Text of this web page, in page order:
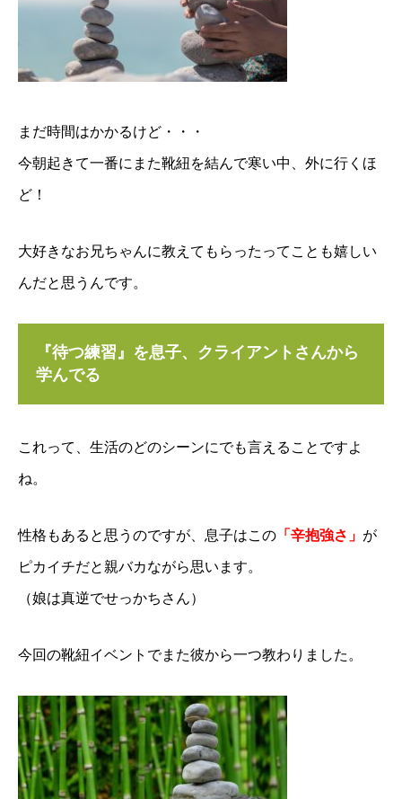
まだ時間はかかるけど・・・
今朝起きて一番にまた靴紐を結んで寒い中、外に行くほ
ど！
大好きなお兄ちゃんに教えてもらったってことも嬉しい
んだと思うんです。
『待つ練習』を息子、クライアントさんから
学んでる
これって、生活のどのシーンにでも言えることですよ
ね。
性格もあると思うのですが、息子はこの 「辛抱強さ」 が
ピカイチだと親バカながら思います。
（娘は真逆でせっかちさん）
今回の靴紐イベントでまた彼から一つ教わりました。